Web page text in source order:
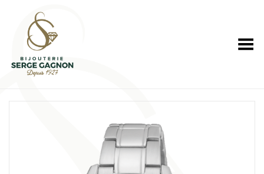
Toggle Menu